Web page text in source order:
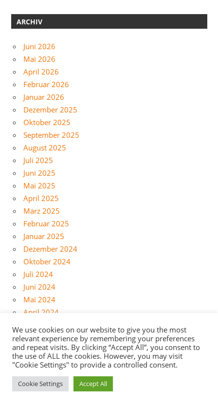
ARCHIV
Juni 2026
Mai 2026
April 2026
Februar 2026
Januar 2026
Dezember 2025
Oktober 2025
September 2025
August 2025
Juli 2025
Juni 2025
Mai 2025
April 2025
März 2025
Februar 2025
Januar 2025
Dezember 2024
Oktober 2024
Juli 2024
Juni 2024
Mai 2024
April 2024
März 2024
Februar 2024
Januar 2024
Dezember 2023
November 2023
August 2023
We use cookies on our website to give you the most
relevant experience by remembering your preferences
and repeat visits. By clicking “Accept All”, you consent to
the use of ALL the cookies. However, you may visit
"Cookie Settings" to provide a controlled consent.
Cookie Settings Accept All